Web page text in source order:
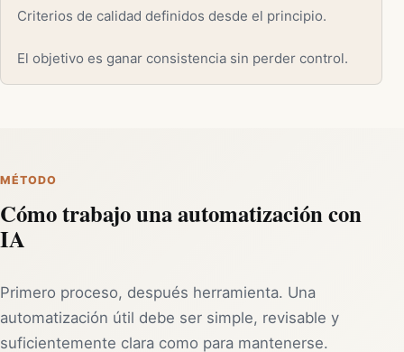
Criterios de calidad definidos desde el principio.
El objetivo es ganar consistencia sin perder control.
MÉTODO
Cómo trabajo una automatización con
IA
Primero proceso, después herramienta. Una
automatización útil debe ser simple, revisable y
suficientemente clara como para mantenerse.